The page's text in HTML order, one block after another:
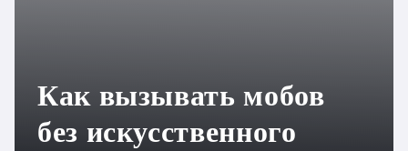
Как вызывать мобов
без искусственного